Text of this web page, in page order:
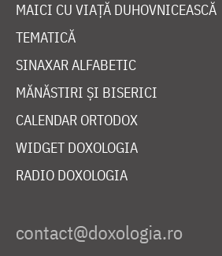
MAICI CU VIAȚĂ DUHOVNICEASCĂ
TEMATICĂ
SINAXAR ALFABETIC
MĂNĂSTIRI ȘI BISERICI
CALENDAR ORTODOX
WIDGET DOXOLOGIA
RADIO DOXOLOGIA